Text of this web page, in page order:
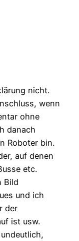
nicht.
wenn
ohne
danach
Roboter bin.
auf denen
etc.
Bild
und ich
der
ist usw.